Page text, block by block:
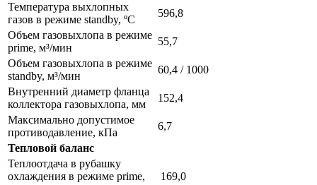
Температура выхлопных
газов в режиме standby, ºС
596,8
Объем газовыхлопа в режиме
prime, м³/мин
55,7
Объем газовыхлопа в режиме
standby, м³/мин
60,4 / 1000
Внутренний диаметр фланца
коллектора газовыхлопа, мм
152,4
Максимально допустимое
противодавление, кПа
6,7
Тепловой баланс
Теплоотдача в рубашку
охлаждения в режиме prime,
169,0